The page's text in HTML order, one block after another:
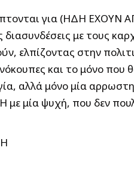
για (ΗΔΗ ΕΧΟΥΝ
με τους
ελπίζοντας στην
και το μόνο που
αλλά μόνο μία
μία ψυχή, που δεν